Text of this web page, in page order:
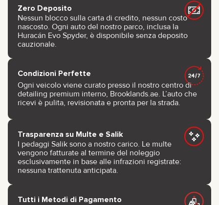
Zero Deposito
Nessun blocco sulla carta di credito, nessun costo
nascosto. Ogni auto del nostro parco, inclusa la
Huracán Evo Spyder, è disponibile senza deposito
cauzionale.
Condizioni Perfette
Ogni veicolo viene curato presso il nostro centro di
detailing premium interno, Brooklands.ae. L’auto che
ricevi è pulita, revisionata e pronta per la strada.
Trasparenza su Multe e Salik
I pedaggi Salik sono a nostro carico. Le multe
vengono fatturate al termine del noleggio
esclusivamente in base alle infrazioni registrate:
nessuna trattenuta anticipata.
Tutti i Metodi di Pagamento